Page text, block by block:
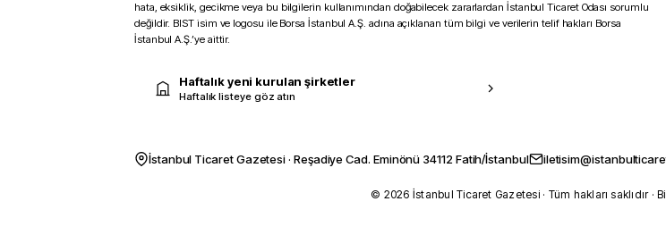
hata, eksiklik, gecikme veya bu bilgilerin kullanımından doğabilecek zararlardan İstanbul Ticaret Odası sorumlu
değildir. BIST isim ve logosu ile Borsa İstanbul A.Ş. adına açıklanan tüm bilgi ve verilerin telif hakları Borsa
İstanbul A.Ş.’ye aittir.
Haftalık yeni kurulan şirketler
Haftalık listeye göz atın
İstanbul Ticaret Gazetesi · Reşadiye Cad. Eminönü 34112 Fatih/İstanbul
© 2026 İstanbul Ticaret Gazetesi · Tüm hakları saklıdır ·